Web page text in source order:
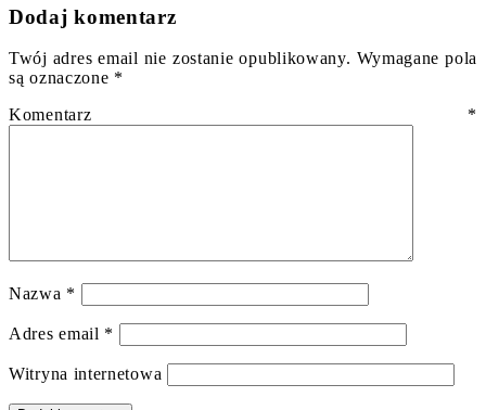
Dodaj komentarz
Twój adres email nie zostanie opublikowany. Wymagane pola
są oznaczone *
Komentarz *
Nazwa *
Adres email *
Witryna internetowa